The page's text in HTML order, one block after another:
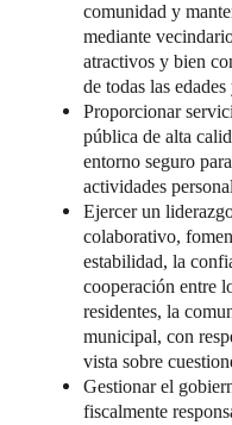
comunidad y
mediante
atractivos y bien
de todas las
Proporcionar
pública de alta
entorno seguro
actividades
Ejercer un
colaborativo,
estabilidad, la
cooperación entre
residentes, la
municipal, con
vista sobre
Gestionar el
fiscalmente